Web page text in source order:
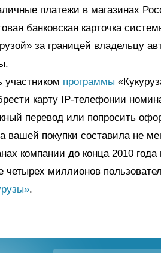
платежи в магазинах
банковская карточка
за границей владельцу
участником программы
карту IP-телефонии
перевод или попросить
вашей покупки составила не
компании до конца 2010
четырех миллионов
.